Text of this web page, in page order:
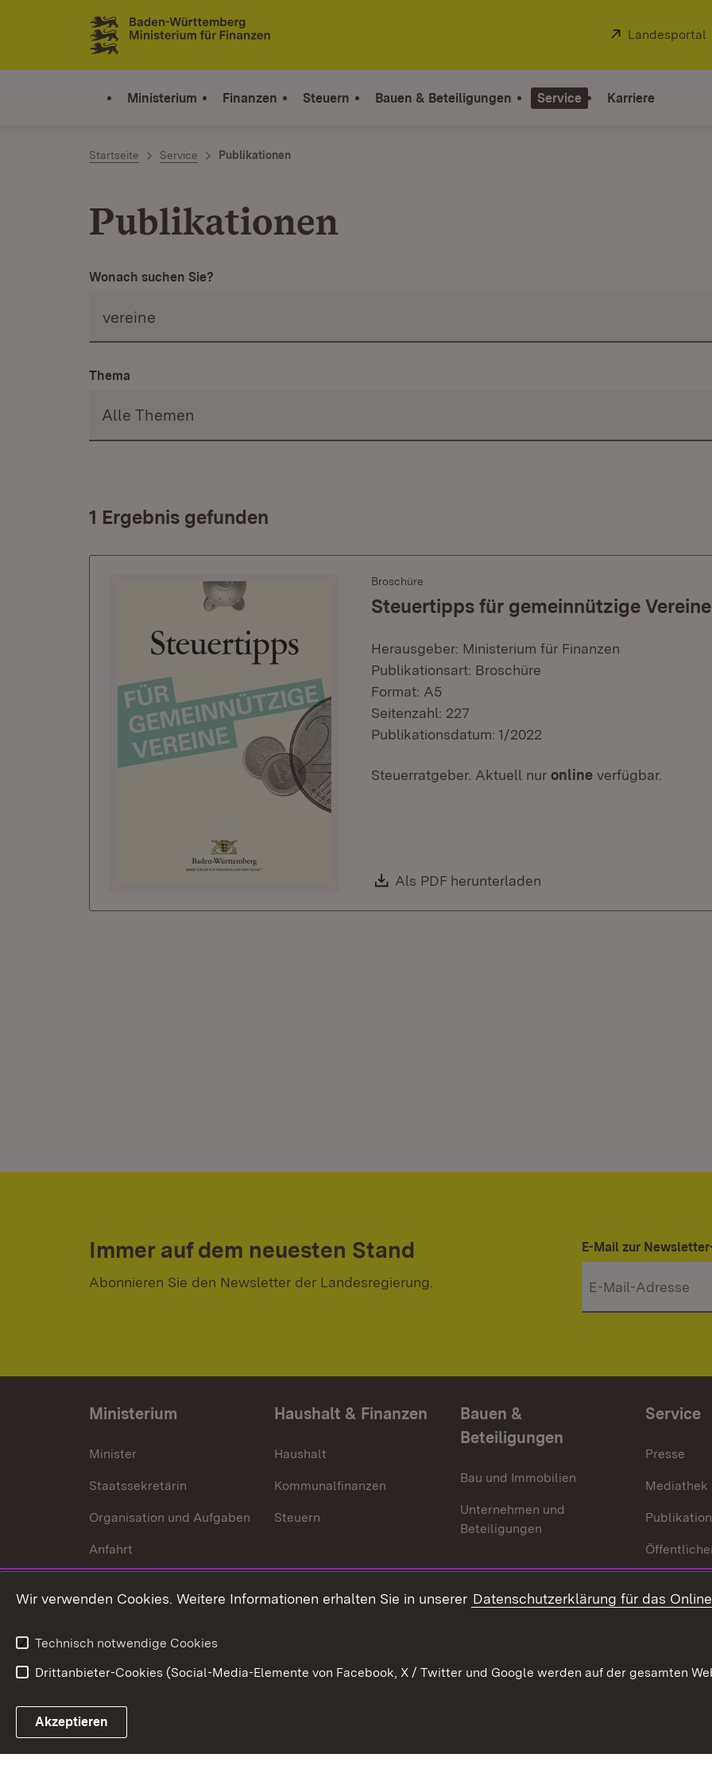
Zum Inhalt springen
Link zur Startseite
Extern:
Landesportal
Ministerium Finanzen Steuern Bauen & Beteiligungen Service Karriere
Startseite Service Publikationen
Publikationen
Wonach suchen Sie?
Thema
1 Ergebnis gefunden
Broschüre
Steuertipps für gemeinnützige Vereine
Herausgeber: Ministerium für Finanzen
Publikationsart: Broschüre
Format: A5
Seitenzahl: 227
Publikationsdatum: 1/2022
Steuerratgeber. Aktuell nur online verfügbar.
Download:
Als PDF herunterladen
Immer auf dem neuesten Stand
Abonnieren Sie den Newsletter der Landesregierung.
E-Mail zur
Ministerium
Minister
Staatssekretärin
Organisation und Aufgaben
Anfahrt
Haushalt & Finanzen
Haushalt
Kommunalfinanzen
Steuern
Bauen &
Beteiligungen
Bau und Immobilien
Unternehmen und
Beteiligungen
Service
Presse
Mediathek
Link zum Landesportal
Wir verwenden Cookies. Weitere Informationen erhalten Sie in unserer Datenschutzerklärung für das
Technisch notwendige Cookies
Drittanbieter-Cookies (Social-Media-Elemente von Facebook, X / Twitter und Google werden auf der gesamten
Akzeptieren